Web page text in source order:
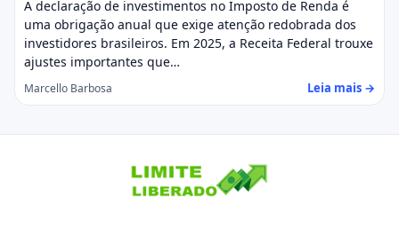
A declaração de investimentos no Imposto de Renda é
uma obrigação anual que exige atenção redobrada dos
investidores brasileiros. Em 2025, a Receita Federal trouxe
ajustes importantes que…
Marcello Barbosa Leia mais →